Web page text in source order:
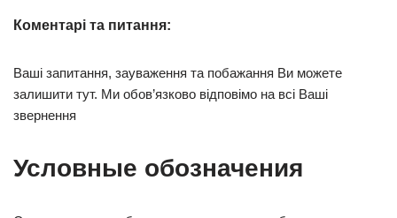
Коментарі та питання:
Ваші запитання, зауваження та побажання Ви можете
залишити тут. Ми обов’язково відповімо на всі Ваші
звернення
Условные обозначения